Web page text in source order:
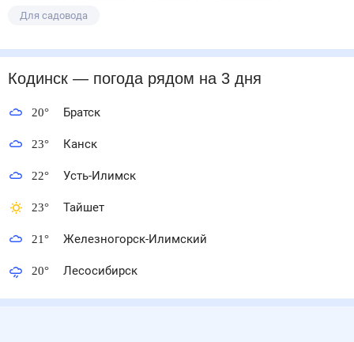
Для садовода
Кодинск — погода рядом на 3 дня
20° Братск
23° Канск
22° Усть-Илимск
23° Тайшет
21° Железногорск-Илимский
20° Лесосибирск